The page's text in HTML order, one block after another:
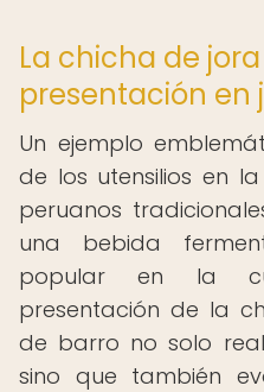
La chicha de
presentación en
Un ejemplo
de los utensilios en
peruanos
una bebida
popular en la
presentación de la
de barro no solo
sino que también